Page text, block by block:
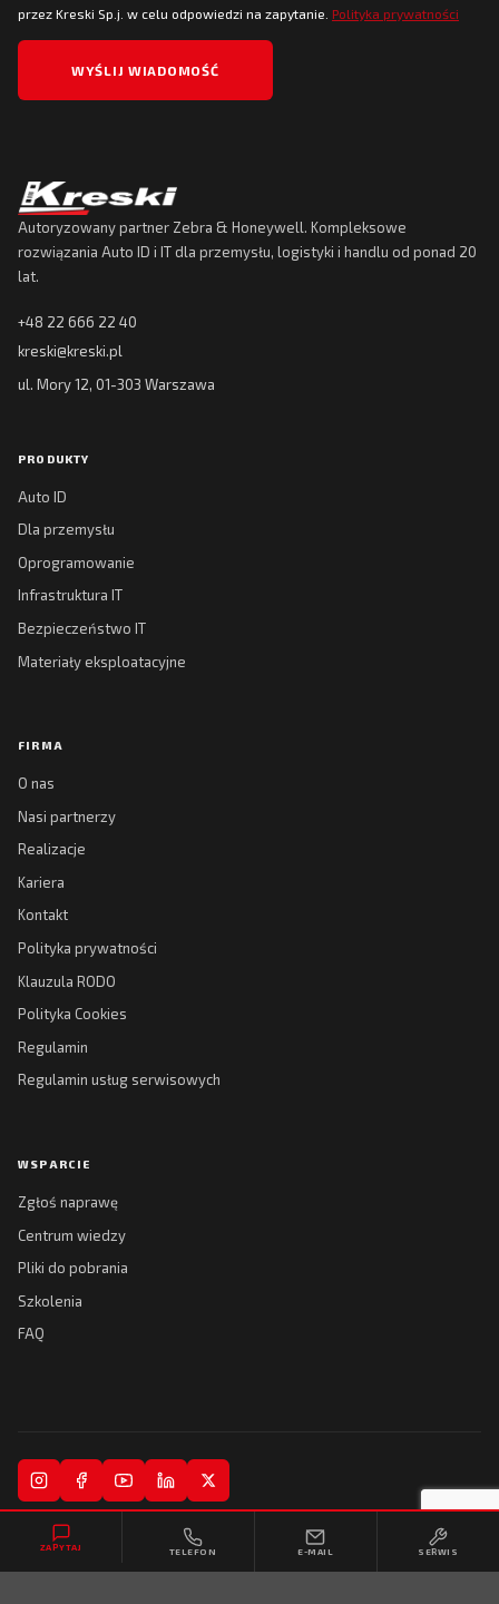
ZAPYTAJ TELEFON E-MAIL SERWIS
przez Kreski Sp.j. w celu odpowiedzi na zapytanie. Polityka prywatności
Autoryzowany partner Zebra & Honeywell. Kompleksowe
rozwiązania Auto ID i IT dla przemysłu, logistyki i handlu od ponad 20
lat.
+48 22 666 22 40
kreski@kreski.pl
ul. Mory 12, 01-303 Warszawa
PRODUKTY
Auto ID
Dla przemysłu
Oprogramowanie
Infrastruktura IT
Bezpieczeństwo IT
Materiały eksploatacyjne
FIRMA
O nas
Nasi partnerzy
Realizacje
Kariera
Kontakt
Polityka prywatności
Klauzula RODO
Polityka Cookies
Regulamin
Regulamin usług serwisowych
WSPARCIE
Zgłoś naprawę
Centrum wiedzy
Pliki do pobrania
Szkolenia
FAQ
© 2026 Kreski Spółka Jawna. Wszelkie prawa zastrzeżone.
Polityka prywatności